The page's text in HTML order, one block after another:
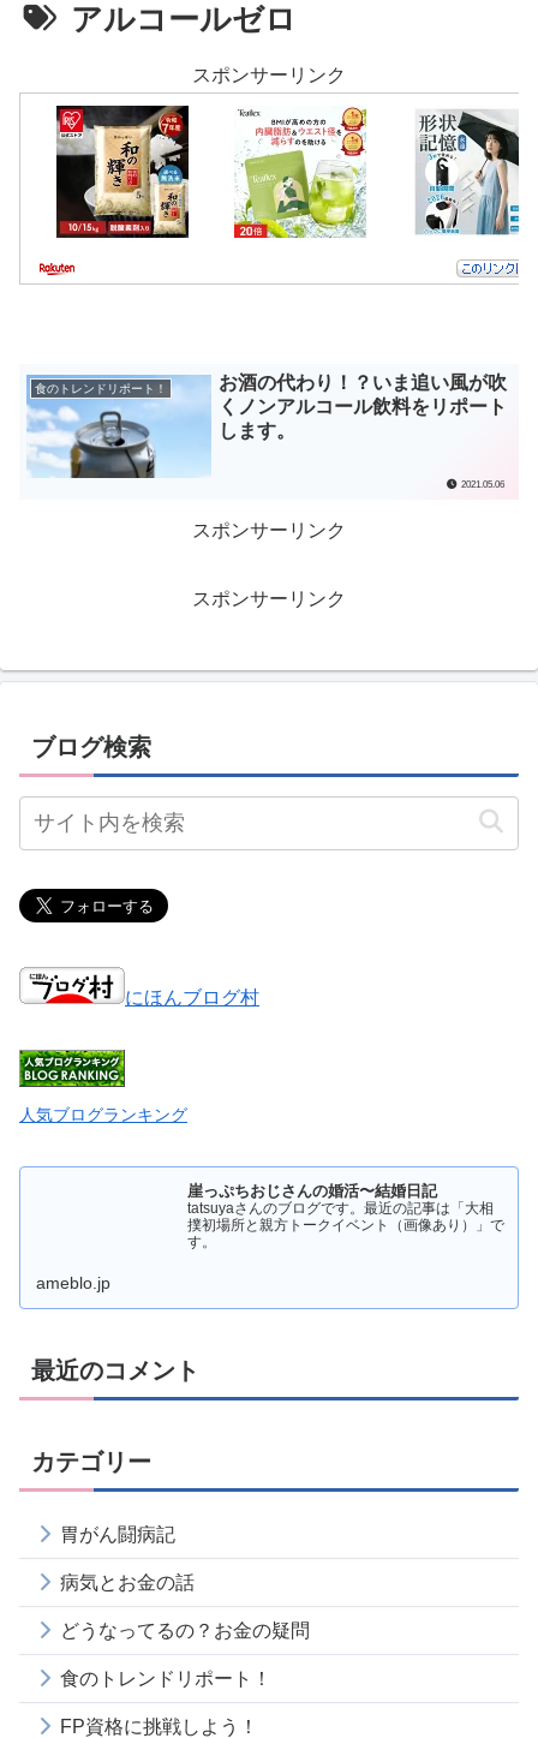
アルコールゼロ
スポンサーリンク
食のトレンドリポート！
お酒の代わり！？いま追い風が吹
くノンアルコール飲料をリポート
します。
2021.05.06
スポンサーリンク
スポンサーリンク
ブログ検索
にほんブログ村
人気ブログランキング
崖っぷちおじさんの婚活〜結婚日記
tatsuyaさんのブログです。最近の記事は「大相
撲初場所と親方トークイベント（画像あり）」で
す。
ameblo.jp
最近のコメント
カテゴリー
胃がん闘病記
病気とお金の話
どうなってるの？お金の疑問
食のトレンドリポート！
FP資格に挑戦しよう！